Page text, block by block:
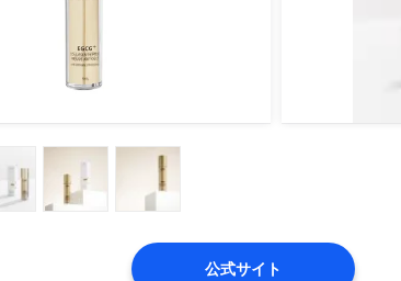
公式サイト